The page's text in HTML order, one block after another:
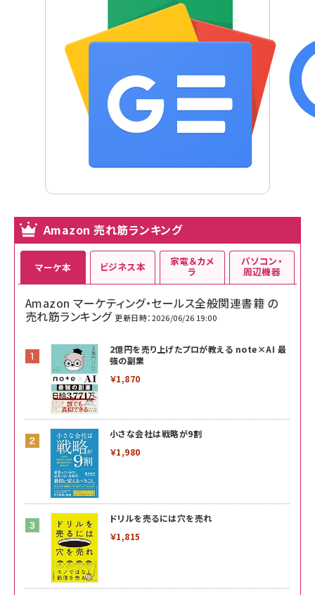
Amazon 売れ筋ランキング
マーケ本
Amazon マーケティング・セールス全般関連書籍 の
売れ筋ランキング 更新日時：2026/06/26 19:00
2億円を売り上げたプロが教える note×AI 最
強の副業
￥1,870
小さな会社は戦略が9割
￥1,980
ドリルを売るには穴を売れ
￥1,815
ビジネス本 家電＆カメ
ラ
パソコン・
周辺機器